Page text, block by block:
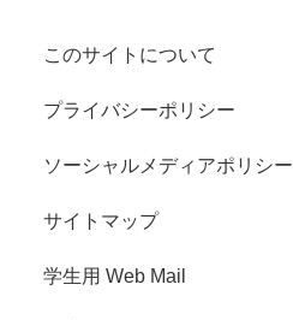
このサイトについて
プライバシーポリシー
ソーシャルメディアポリシー
サイトマップ
学生用 Web Mail